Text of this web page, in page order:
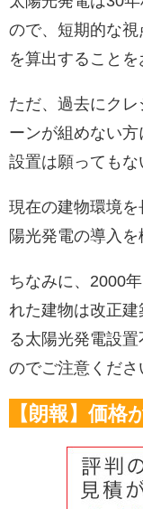
ので、短期的な視
を算出することを
ただ、過去にク
ーンが組めない
設置は願ってもな
現在の建物環境
陽光発電の導入を
ちなみに、2000
れた建物は改正
る太陽光発電設
のでご注意くださ
【朗報】価格